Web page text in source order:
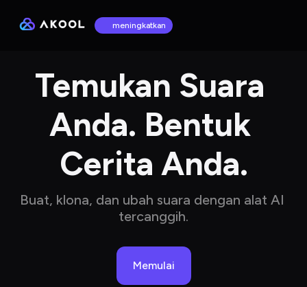
meningkatkan
Temukan Suara
Anda. Bentuk
Cerita Anda.
Buat, klona, dan ubah suara dengan alat AI
tercanggih.
Memulai